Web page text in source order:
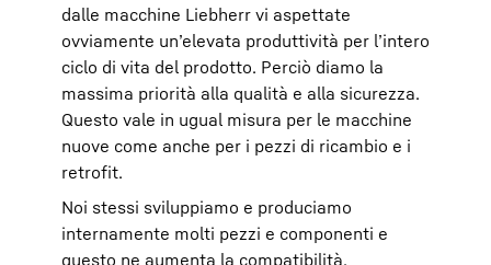
dalle macchine Liebherr vi aspettate
ovviamente un’elevata produttività per l’intero
ciclo di vita del prodotto. Perciò diamo la
massima priorità alla qualità e alla sicurezza.
Questo vale in ugual misura per le macchine
nuove come anche per i pezzi di ricambio e i
retrofit.
Noi stessi sviluppiamo e produciamo
internamente molti pezzi e componenti e
questo ne aumenta la compatibilità.